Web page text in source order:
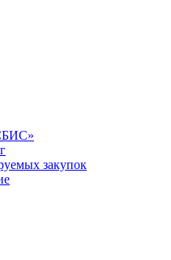
закупок